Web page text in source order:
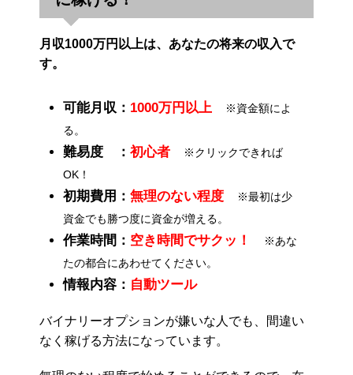
月収1000万円以上は、あなたの将来の収入で
す。
可能月収： 1000万円以上
※資金額によ
る。
難易度 ： 初心者
※クリックできれば
OK！
初期費用： 無理のない程度
※最初は少
資金でも勝つ度に資金が増える。
作業時間： 空き時間でサクッ！
※あな
たの都合にあわせてください。
情報内容： 自動ツール
バイナリーオプションが嫌いな人でも、間違い
なく稼げる方法になっています。